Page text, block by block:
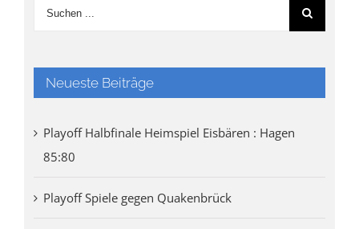
Neueste Beiträge
Playoff Halbfinale Heimspiel Eisbären : Hagen
85:80
Playoff Spiele gegen Quakenbrück